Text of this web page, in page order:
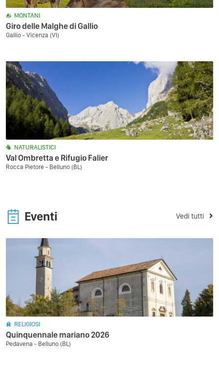
MONTANI
Giro delle Malghe di Gallio
Gallio - Vicenza (VI)
NATURALISTICI
Val Ombretta e Rifugio Falier
Rocca Pietore - Belluno (BL)
Eventi Vedi tutti
RELIGIOSI
Quinquennale mariano 2026
Pedavena - Belluno (BL)